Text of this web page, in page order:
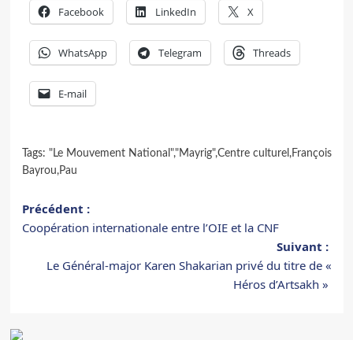
Facebook LinkedIn X
WhatsApp Telegram Threads
E-mail
Tags: "Le Mouvement National","Mayrig",Centre culturel ,François
Bayrou,Pau
Navigation
d’article
Précédent :
Coopération internationale entre l’OIE et la CNF
Suivant :
Le Général-major Karen Shakarian privé du titre de «
Héros d’Artsakh »